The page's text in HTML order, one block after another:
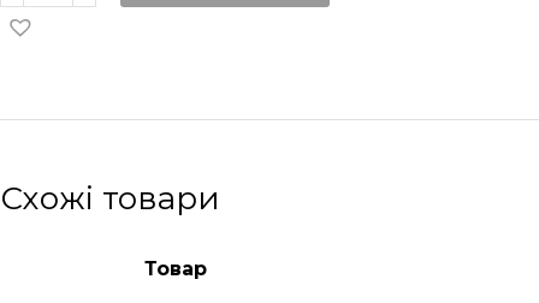
Схожі товари
Товар